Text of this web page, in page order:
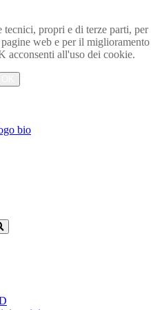
propri e di terze parti, per
web e per il miglioramento
acconsenti all'uso dei cookie.
Vai